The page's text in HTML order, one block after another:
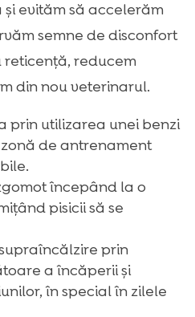
evităm să accelerăm
semne de disconfort
reducem
din nou veterinarul.
prin utilizarea unei benzi
de antrenament
începând la o
pisicii să se
prin
a încăperii și
în special în zilele